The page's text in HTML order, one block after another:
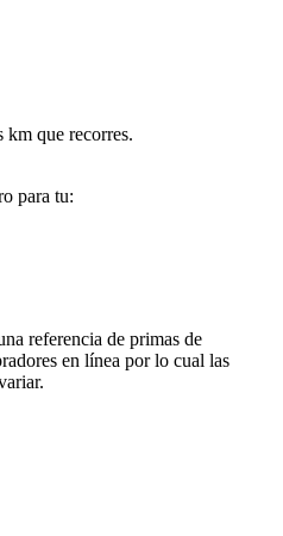
km que recorres.
para tu:
referencia de primas de
en línea por lo cual las